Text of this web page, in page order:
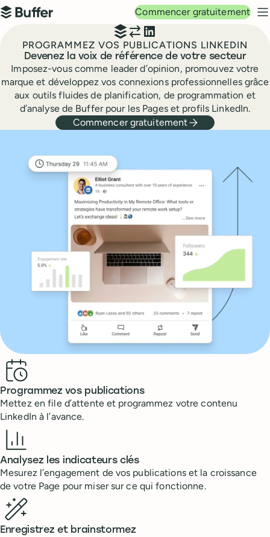
Navigation principale
Buffer
Commencer gratuitement
PROGRAMMEZ VOS PUBLICATIONS LINKEDIN
Devenez la voix de référence de votre secteur
Imposez-vous comme leader d’opinion, promouvez votre
marque et développez vos connexions professionnelles grâce
aux outils fluides de planification, de programmation et
d’analyse de Buffer pour les Pages et profils LinkedIn.
Commencer gratuitement
Benefits
Programmez vos publications
Mettez en file d’attente et programmez votre contenu
LinkedIn à l’avance.
Analysez les indicateurs clés
Mesurez l’engagement de vos publications et la croissance
de votre Page pour miser sur ce qui fonctionne.
Enregistrez et brainstormez